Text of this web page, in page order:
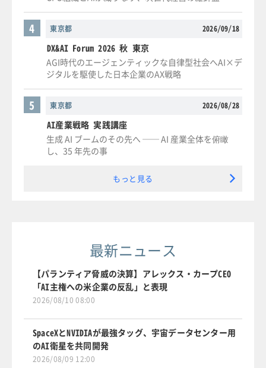
東京都 2026/09/18
4
DX&AI Forum 2026 秋 東京
AGI時代のエージェンティックな自律型社会へAI×デ
ジタルを駆使した日本企業のAX戦略
東京都 2026/08/28
5
AI産業戦略 実践講座
生成 AI ブームのその先へ ── AI 産業全体を俯瞰
し、35 年先の事
もっと見る
最新ニュース
【パランティア脅威の決算】アレックス・カープCEO
「AI主権への米企業の反乱」と表現
2026/08/10 08:00
SpaceXとNVIDIAが最強タッグ、宇宙データセンター用
のAI衛星を共同開発
2026/08/09 12:00